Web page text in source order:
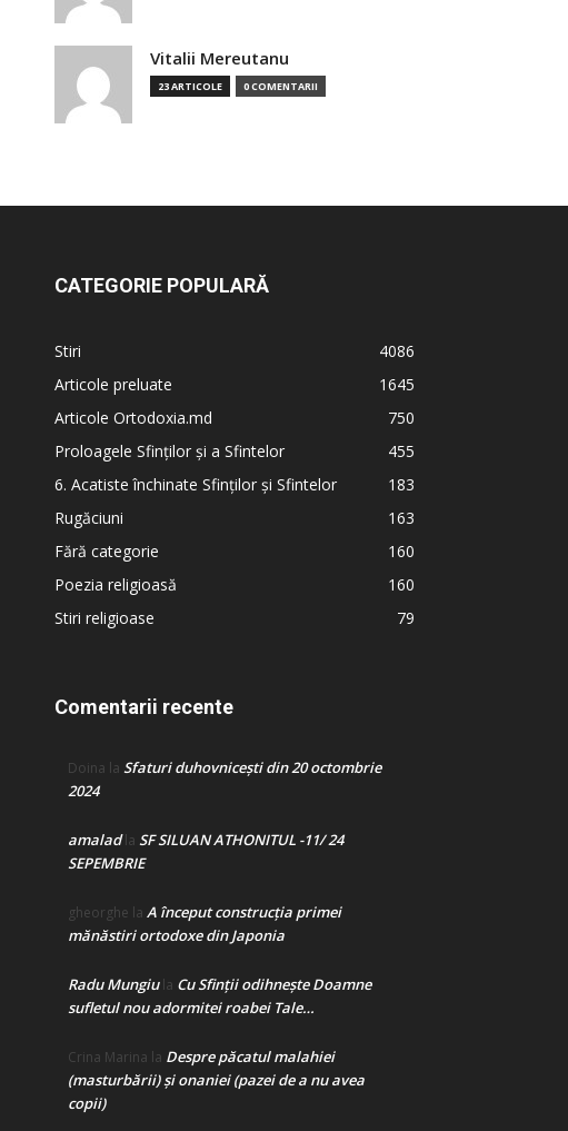
Vitalii Mereutanu
23 ARTICOLE 0 COMENTARII
CATEGORIE POPULARĂ
Stiri
4086
Articole preluate
1645
Articole Ortodoxia.md
750
Proloagele Sfinților și a Sfintelor
455
6. Acatiste închinate Sfinților și Sfintelor
183
Rugăciuni
163
Fără categorie
160
Poezia religioasă
160
Stiri religioase
79
Comentarii recente
Doina la Sfaturi duhovnicești din 20 octombrie
2024
amaladla SF SILUAN ATHONITUL -11/ 24
SEPEMBRIE
gheorghe la A început construcţia primei
mănăstiri ortodoxe din Japonia
Radu Mungiula Cu Sfinții odihnește Doamne
sufletul nou adormitei roabei Tale…
Crina Marina la Despre păcatul malahiei
(masturbării) şi onaniei (pazei de a nu avea
copii)